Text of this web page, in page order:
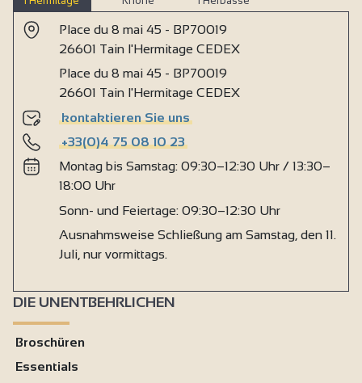
Place du 8 mai 45 - BP70019
26601 Tain l'Hermitage CEDEX
Place du 8 mai 45 - BP70019
26601 Tain l'Hermitage CEDEX
kontaktieren Sie uns
+33(0)4 75 08 10 23
Montag bis Samstag: 09:30–12:30 Uhr / 13:30–
18:00 Uhr
Sonn- und Feiertage: 09:30–12:30 Uhr
Ausnahmsweise Schließung am Samstag, den 11.
Juli, nur vormittags.
DIE UNENTBEHRLICHEN
Broschüren
Essentials